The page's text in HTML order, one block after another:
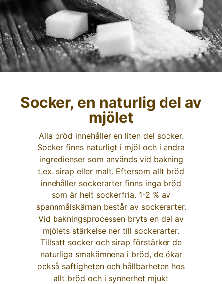
Socker, en naturlig del av
mjölet​
Alla bröd innehåller en liten del socker.
Socker finns naturligt i mjöl och i andra
ingredienser som används vid bakning
t.ex. sirap eller malt. Eftersom allt bröd
innehåller sockerarter finns inga bröd
som är helt sockerfria. 1-2 % av
spannmålskärnan består av sockerarter.
Vid bakningsprocessen bryts en del av
mjölets stärkelse ner till sockerarter.
Tillsatt socker och sirap förstärker de
naturliga smakämnena i bröd, de ökar
också saftigheten och hållbarheten hos
allt bröd och i synnerhet mjukt